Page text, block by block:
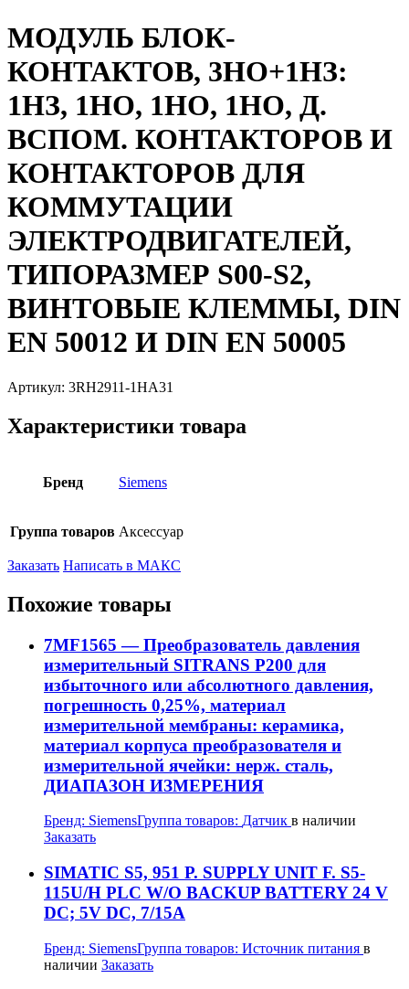
МОДУЛЬ БЛОК-
КОНТАКТОВ, 3НО+1НЗ:
1НЗ, 1НО, 1НО, 1НО, Д.
ВСПОМ. КОНТАКТОРОВ И
КОНТАКТОРОВ ДЛЯ
КОММУТАЦИИ
ЭЛЕКТРОДВИГАТЕЛЕЙ,
ТИПОРАЗМЕР S00-S2,
ВИНТОВЫЕ КЛЕММЫ, DIN
EN 50012 И DIN EN 50005
Артикул: 3RH2911-1HA31
Характеристики товара
Бренд Siemens
Группа товаров Аксессуар
Заказать Написать в МАКС
Похожие товары
7MF1565 — Преобразователь давления
измерительный SITRANS P200 для
избыточного или абсолютного давления,
погрешность 0,25%, материал
измерительной мембраны: керамика,
материал корпуса преобразователя и
измерительной ячейки: нерж. сталь,
ДИАПАЗОН ИЗМЕРЕНИЯ
Бренд: SiemensГруппа товаров: Датчик в наличии
Заказать
SIMATIC S5, 951 P. SUPPLY UNIT F. S5-
115U/H PLC W/O BACKUP BATTERY 24 V
DC; 5V DC, 7/15A
Бренд: SiemensГруппа товаров: Источник питания в
наличии Заказать